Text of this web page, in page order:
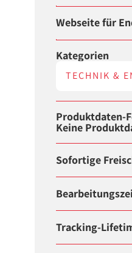
Webseite für
Kategorien
TECHNIK &
Produktdaten-
Keine
Sofortige
Tracking-